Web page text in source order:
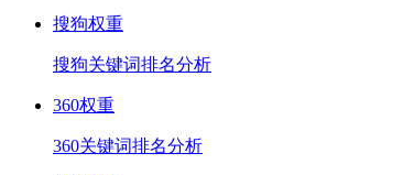
搜狗权重
搜狗关键词排名分析
360权重
360关键词排名分析